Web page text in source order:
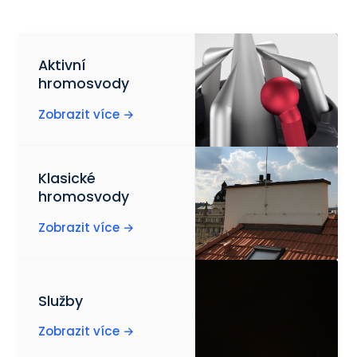
Kontakt
ENGLISH
Aktivní
hromosvody
Zobrazit více →
Klasické
hromosvody
Zobrazit více →
Služby
Zobrazit více →